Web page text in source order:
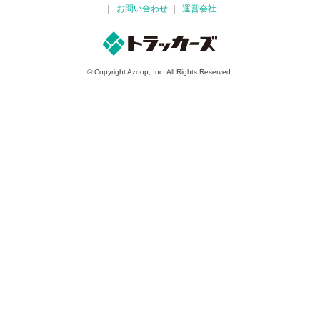
お問い合わせ
運営会社
© Copyright Azoop, Inc. All Rights Reserved.